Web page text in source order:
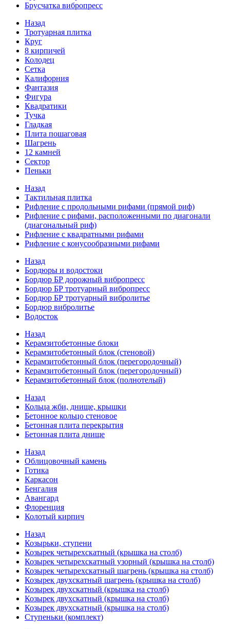
Брусчатка вибропресс
Назад
Тротуарная плитка
Круг
8 кирпичей
Колодец
Сетка
Калифорния
Фантазия
Фигура
Квадратики
Тучка
Гладкая
Плита пошаговая
Шагрень
12 камней
Сектор
Пеньки
Назад
Тактильная плитка
Рифление с продольными рифами (прямой риф)
Рифление с рифами, расположенными по диагонали
(диагональный риф)
Рифление с квадратными рифами
Рифление с конусообразными рифами
Назад
Бордюры и водостоки
Бордюр БР дорожный вибропресс
Бордюр БР тротуарный вибропресс
Бордюр БР тротуарный вибролитье
Бордюр вибролитье
Водосток
Назад
Керамзитобетонные блоки
Керамзитобетонный блок (стеновой)
Керамзитобетонный блок (перегородочный)
Керамзитобетонный блок (перегородочный)
Керамзитобетонный блок (полнотелый)
Назад
Кольца жби, днище, крышки
Бетонное кольцо стеновое
Бетонная плита перекрытия
Бетонная плита днище
Назад
Облицовочный камень
Готика
Каркасон
Бенгалия
Авангард
Флоренция
Колотый кирпич
Назад
Козырьки, ступени
Козырек четырехскатный (крышка на столб)
Козырек четырехскатный узорный (крышка на столб)
Козырек четырехскатный шагрень (крышка на столб)
Козырек двухскатный шагрень (крышка на столб)
Козырек двухскатный (крышка на столб)
Козырек двухскатный (крышка на столб)
Козырек двухскатный (крышка на столб)
Ступеньки (комплект)